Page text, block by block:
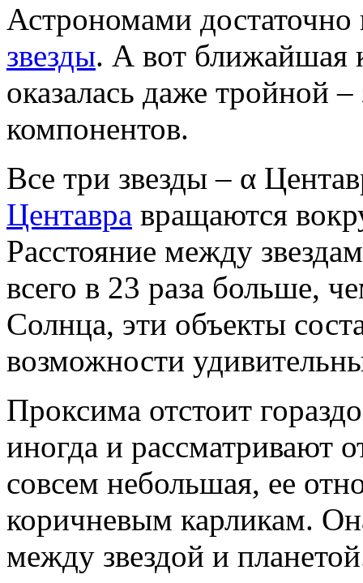
Астрономами
звезды. А вот ближайшая
оказалась даже тройной
компонентов.
Все три звезды – α
Центавра вращаются
Расстояние между
всего в 23 раза больше,
Солнца, эти объекты
возможности
Проксима отстоит
иногда и рассматривают
совсем небольшая, ее
коричневым карликам.
между звездой и